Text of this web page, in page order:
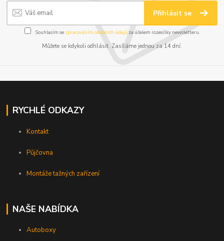
Přihlásit se
Souhlasím se zpracováním osobních údajůza účelem rozesílky newsletteru.
Můžete se kdykoli odhlásit. Zasíláme jednou za 14 dní.
RYCHLÉ ODKAZY
Kontakt
Půjčovna
Montáže tažných zařízení
NAŠE NABÍDKA
Autoboxy